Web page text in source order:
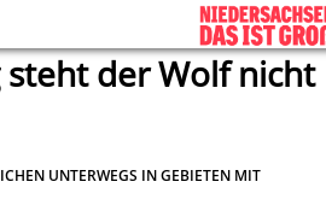
steht der Wolf nicht
UNTERWEGS IN GEBIETEN MIT